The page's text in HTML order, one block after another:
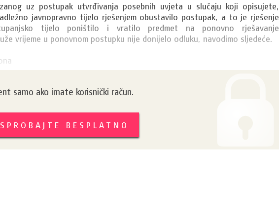
uz postupak utvrđivanja posebnih uvjeta u slučaju koji opisujete,
javnopravno tijelo rješenjem obustavilo postupak, a to je rješenje
tijelo poništilo i vratilo predmet na ponovno rješavanje
vrijeme u ponovnom postupku nije donijelo odluku, navodimo sljedeće.
samo ako imate korisnički račun.
BESPLATNO